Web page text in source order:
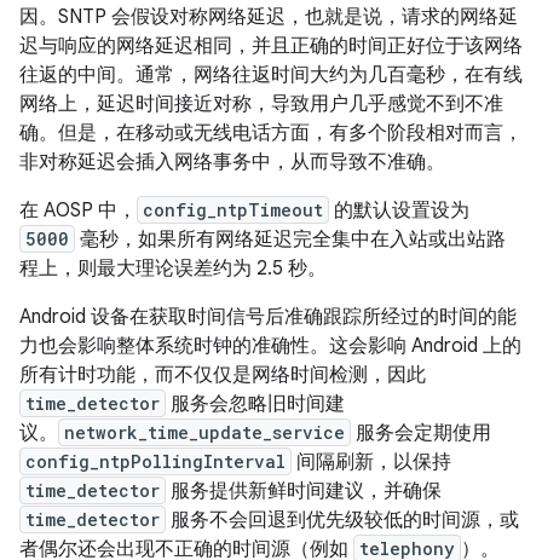
因。SNTP 会假设对称网络延迟，也就是说，请求的网络延
迟与响应的网络延迟相同，并且正确的时间正好位于该网络
往返的中间。通常，网络往返时间大约为几百毫秒，在有线
网络上，延迟时间接近对称，导致用户几乎感觉不到不准
确。但是，在移动或无线电话方面，有多个阶段相对而言，
非对称延迟会插入网络事务中，从而导致不准确。
在 AOSP 中，
config_ntpTimeout 的默认设置设为
5000 毫秒，如果所有网络延迟完全集中在入站或出站路
程上，则最大理论误差约为 2.5 秒。
Android 设备在获取时间信号后准确跟踪所经过的时间的能
力也会影响整体系统时钟的准确性。这会影响 Android 上的
所有计时功能，而不仅仅是网络时间检测，因此
time_detector 服务会忽略旧时间建
议。
network_time_update_service 服务会定期使用
config_ntpPollingInterval 间隔刷新，以保持
time_detector 服务提供新鲜时间建议，并确保
time_detector 服务不会回退到优先级较低的时间源，或
者偶尔还会出现不正确的时间源（例如 telephony ）。